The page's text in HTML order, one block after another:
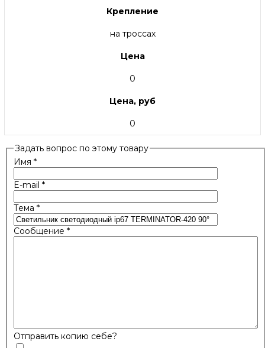
Крепление
на троссах
Цена
0
Цена, руб
0
Задать вопрос по этому товару
Имя *
E-mail *
Тема *
Сообщение *
Отправить копию себе?